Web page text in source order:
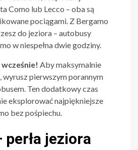
Como lub Lecco – oba są
pociągami. Z Bergamo
do jeziora – autobusy
w niespełna dwie godziny.
Aby maksymalnie
pierwszym porannym
Ten dodatkowy czas
eksplorować najpiękniejsze
bez pośpiechu.
perła jeziora